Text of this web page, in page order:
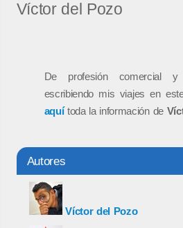
Víctor del Pozo
De profesión comercial
escribiendo mis viajes en
aquítoda la información de
Autores
Víctor del Pozo